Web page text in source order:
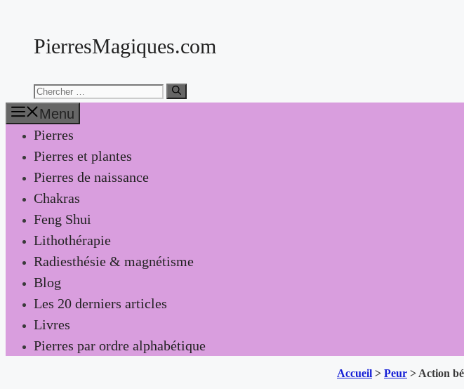
contenuPierresMagiques.com
Chercher:
Menu
Pierres
Pierres et plantes
Pierres de naissance
Chakras
Feng Shui
Lithothérapie
Radiesthésie & magnétisme
Blog
Les 20 derniers articles
Livres
Pierres par ordre alphabétique
Accueil > Peur > Action